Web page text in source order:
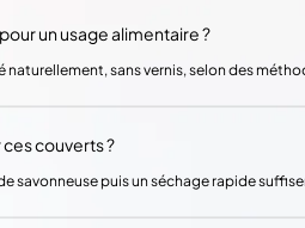
un usage alimentaire ?
naturellement, sans vernis, selon des
couverts ?
savonneuse puis un séchage rapide